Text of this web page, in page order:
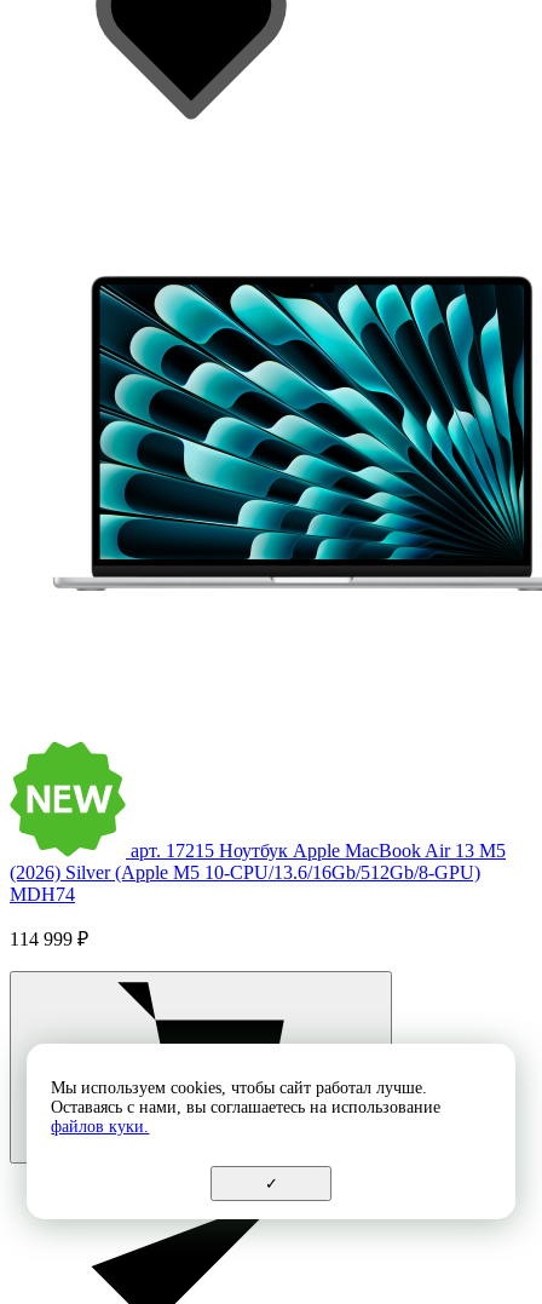
арт. 17215 Ноутбук Apple MacBook Air 13 M5
(2026) Silver (Apple M5 10-CPU/13.6/16Gb/512Gb/8-GPU)
MDH74
114 999 ₽
Мы используем cookies, чтобы сайт работал лучше.
Оставаясь с нами, вы соглашаетесь на использование
файлов куки.
✓